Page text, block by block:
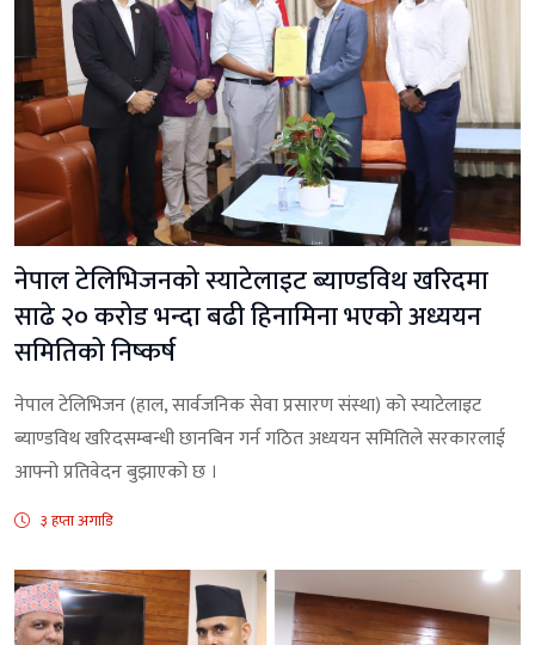
नेपाल टेलिभिजनको स्याटेलाइट ब्याण्डविथ खरिदमा
साढे २० करोड भन्दा बढी हिनामिना भएको अध्ययन
समितिको निष्कर्ष
नेपाल टेलिभिजन (हाल, सार्वजनिक सेवा प्रसारण संस्था) को स्याटेलाइट
ब्याण्डविथ खरिदसम्बन्धी छानबिन गर्न गठित अध्ययन समितिले सरकारलाई
आफ्नो प्रतिवेदन बुझाएको छ ।
३ हप्ता अगाडि